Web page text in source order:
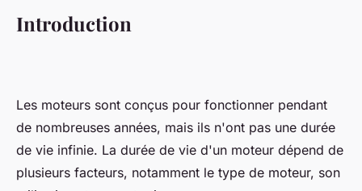
Introduction
Les moteurs sont conçus pour fonctionner pendant
de nombreuses années, mais ils n'ont pas une durée
de vie infinie. La durée de vie d'un moteur dépend de
plusieurs facteurs, notamment le type de moteur, son